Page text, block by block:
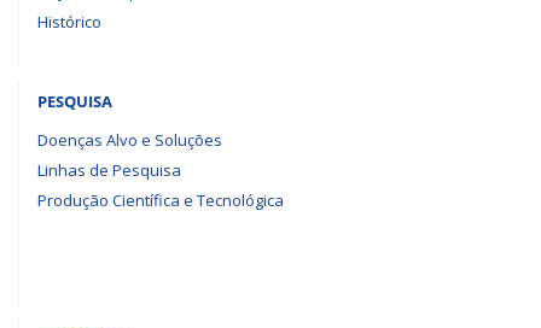
Histórico
PESQUISA
Doenças Alvo e Soluções
Linhas de Pesquisa
Produção Científica e Tecnológica